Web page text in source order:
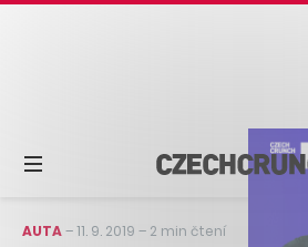
AUTA–11. 9. 2019 – 2 min čtení